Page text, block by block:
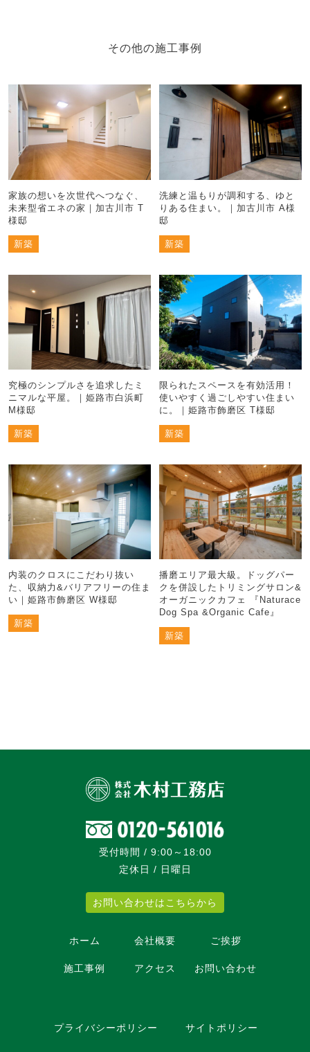
その他の施工事例
家族の想いを次世代へつなぐ、
未来型省エネの家｜加古川市 T
様邸
新築
洗練と温もりが調和する、ゆと
りある住まい。｜加古川市 A様
邸
新築
究極のシンプルさを追求したミ
ニマルな平屋。｜姫路市白浜町
M様邸
新築
限られたスペースを有効活用！
使いやすく過ごしやすい住まい
に。｜姫路市飾磨区 T様邸
新築
内装のクロスにこだわり抜い
た、収納力&バリアフリーの住ま
い｜姫路市飾磨区 W様邸
新築
播磨エリア最大級。ドッグパー
クを併設したトリミングサロン&
オーガニックカフェ 『Naturace
Dog Spa &Organic Cafe』
新築
受付時間 / 9:00～18:00
定休日 / 日曜日
お問い合わせはこちらから
ホーム 会社概要 ご挨拶
施工事例 アクセス お問い合わせ
プライバシーポリシー サイトポリシー